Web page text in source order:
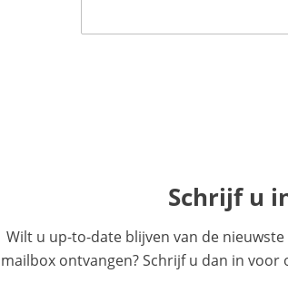
Schrijf u
Wilt u up-to-date blijven van de
mailbox ontvangen? Schrijf u dan in